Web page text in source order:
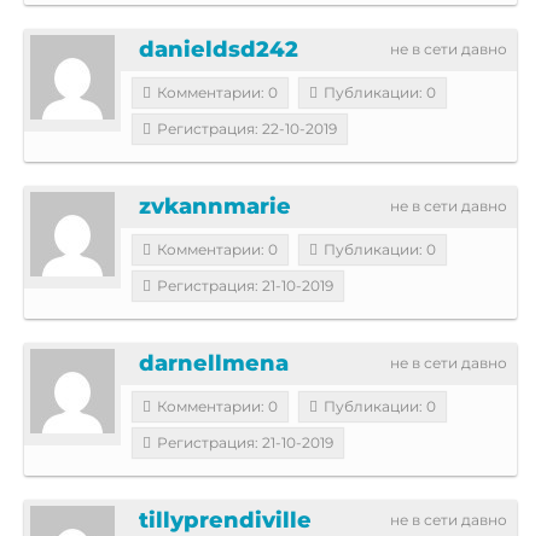
не в сети давно
danieldsd242
Комментарии: 0
Публикации: 0
Регистрация: 22-10-2019
не в сети давно
zvkannmarie
Комментарии: 0
Публикации: 0
Регистрация: 21-10-2019
не в сети давно
darnellmena
Комментарии: 0
Публикации: 0
Регистрация: 21-10-2019
не в сети давно
tillyprendiville